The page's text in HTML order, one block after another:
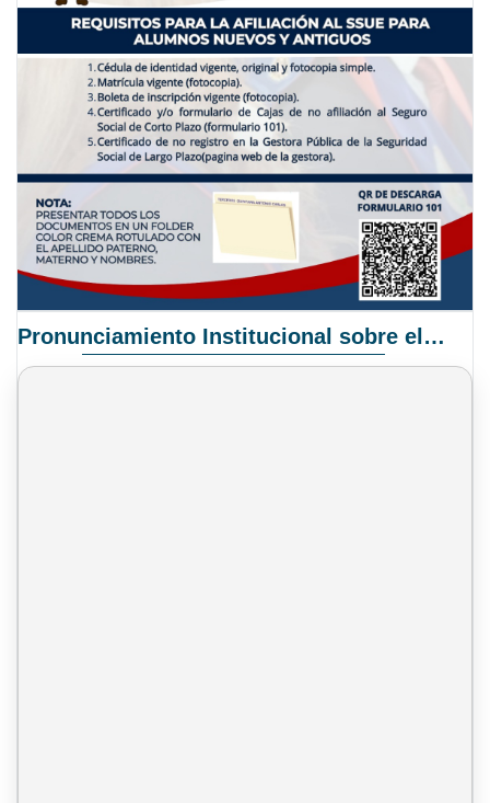
Pronunciamiento Institucional sobre el Proyecto de Ley N° 068/2025-2026 C.S.